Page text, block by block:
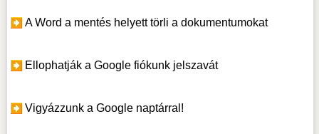
A Word a mentés helyett törli a dokumentumokat
Ellophatják a Google fiókunk jelszavát
Vigyázzunk a Google naptárral!